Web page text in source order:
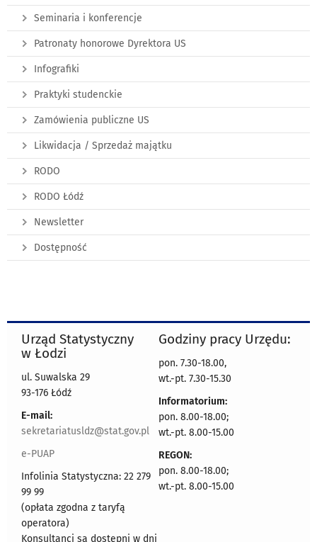
Seminaria i konferencje
Patronaty honorowe Dyrektora US
Infografiki
Praktyki studenckie
Zamówienia publiczne US
Likwidacja / Sprzedaż majątku
RODO
RODO Łódź
Newsletter
Dostępność
Urząd Statystyczny
w Łodzi
ul. Suwalska 29
93-176 Łódź
E-mail:
sekretariatusldz@stat.gov.pl
e-PUAP
Infolinia Statystyczna: 22 279
99 99
(opłata zgodna z taryfą
operatora)
Konsultanci są dostępni w dni
Godziny pracy Urzędu:
pon. 7.30-18.00,
wt.-pt. 7.30-15.30
Informatorium:
pon. 8.00-18.00;
wt.-pt. 8.00-15.00
REGON:
pon. 8.00-18.00;
wt.-pt. 8.00-15.00